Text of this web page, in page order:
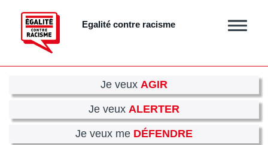
contenu
principal
Egalité contre racisme
Afficher
Je veux AGIR
Je veux ALERTER
Je veux me DÉFENDRE